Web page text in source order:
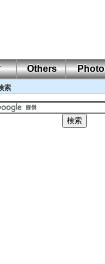
Others Photo
索